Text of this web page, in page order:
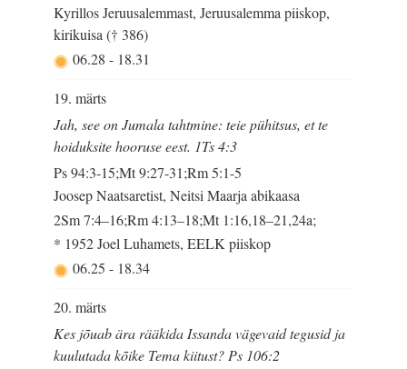
Kyrillos Jeruusalemmast, Jeruusalemma piiskop,
kirikuisa († 386)
06.28- 18.31
19. märts
Jah, see on Jumala tahtmine: teie pühitsus, et te
hoiduksite hooruse eest. 1Ts 4:3
Ps 94:3-15;Mt 9:27-31;Rm 5:1-5
Joosep Naatsaretist, Neitsi Maarja abikaasa
2Sm 7:4–16;Rm 4:13–18;Mt 1:16,18–21,24a;
* 1952 Joel Luhamets, EELK piiskop
06.25- 18.34
20. märts
Kes jõuab ära rääkida Issanda vägevaid tegusid ja
kuulutada kõike Tema kiitust? Ps 106:2